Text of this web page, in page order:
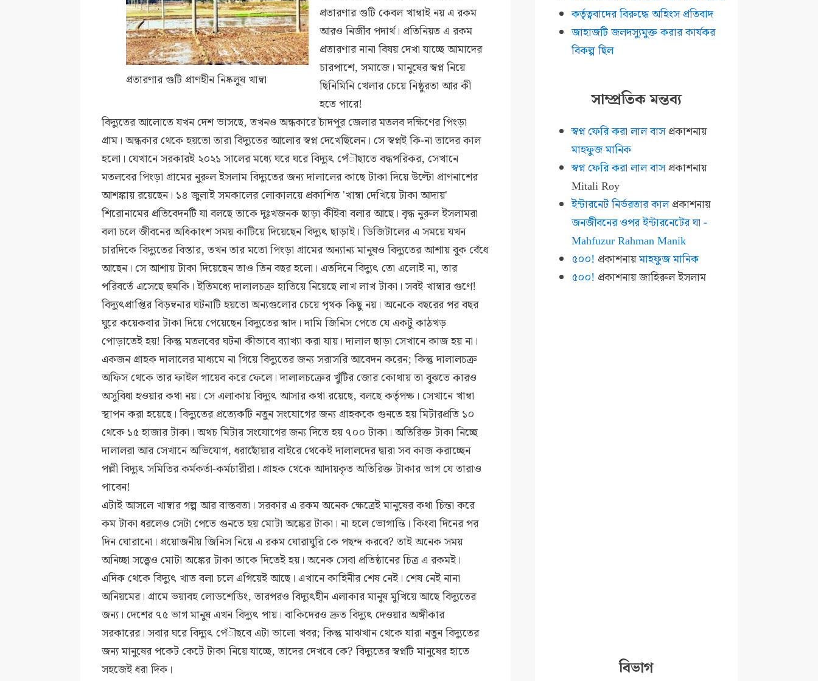
প্রতারণার গুটি প্রাণহীন নিষ্কলুষ খাম্বা
প্রতারণার গুটি কেবল খাম্বাই নয় এ রকম
আরও নির্জীব পদার্থ। প্রতিনিয়ত এ রকম
প্রতারণার নানা বিষয় দেখা যাচ্ছে আমাদের
চারপাশে, সমাজে। মানুষের স্বপ্ন নিয়ে
ছিনিমিনি খেলার চেয়ে নিষ্ঠুরতা আর কী
হতে পারে!
বিদ্যুতের আলোতে যখন দেশ ভাসছে, তখনও অন্ধকারে চাঁদপুর জেলার মতলব দক্ষিণের পিংড়া
গ্রাম। অন্ধকার থেকে হয়তো তারা বিদ্যুতের আলোর স্বপ্ন দেখেছিলেন। সে স্বপ্নই কি-না তাদের কাল
হলো। যেখানে সরকারই ২০২১ সালের মধ্যে ঘরে ঘরে বিদ্যুৎ পেঁৗছাতে বদ্ধপরিকর, সেখানে
মতলবের পিংড়া গ্রামের নুরুল ইসলাম বিদ্যুতের জন্য দালালের কাছে টাকা দিয়ে উল্টো প্রাণনাশের
আশঙ্কায় রয়েছেন। ১৪ জুলাই সমকালের লোকালয়ে প্রকাশিত 'খাম্বা দেখিয়ে টাকা আদায়'
শিরোনামের প্রতিবেদনটি যা বলছে তাকে দুঃখজনক ছাড়া কীইবা বলার আছে। বৃদ্ধ নুরুল ইসলামরা
বলা চলে জীবনের অধিকাংশ সময় কাটিয়ে দিয়েছেন বিদ্যুৎ ছাড়াই। ডিজিটালের এ সময়ে যখন
চারদিকে বিদ্যুতের বিস্তার, তখন তার মতো পিংড়া গ্রামের অন্যান্য মানুষও বিদ্যুতের আশায় বুক বেঁধে
আছেন। সে আশায় টাকা দিয়েছেন তাও তিন বছর হলো। এতদিনে বিদ্যুৎ তো এলোই না, তার
পরিবর্তে এসেছে হুমকি। ইতিমধ্যে দালালচক্র হাতিয়ে নিয়েছে লাখ লাখ টাকা। সবই খাম্বার গুণে!
বিদ্যুৎপ্রাপ্তির বিড়ম্বনার ঘটনাটি হয়তো অন্যগুলোর চেয়ে পৃথক কিছু নয়। অনেকে বছরের পর বছর
ঘুরে কয়েকবার টাকা দিয়ে পেয়েছেন বিদ্যুতের স্বাদ। দামি জিনিস পেতে যে একটু কাঠখড়
পোড়াতেই হয়! কিন্তু মতলবের ঘটনা কীভাবে ব্যাখ্যা করা যায়।দালাল ছাড়া সেখানে কাজ হয় না।
একজন গ্রাহক দালালের মাধ্যমে না গিয়ে বিদ্যুতের জন্য সরাসরি আবেদন করেন; কিন্তু দালালচক্র
অফিস থেকে তার ফাইল গায়েব করে ফেলে। দালালচক্রের খুঁটির জোর কোথায় তা বুঝতে কারও
অসুবিধা হওয়ার কথা নয়। সে এলাকায় বিদ্যুৎ আসার কথা রয়েছে, বলছে কর্তৃপক্ষ। সেখানে খাম্বা
স্থাপন করা হয়েছে। বিদ্যুতের প্রত্যেকটি নতুন সংযোগের জন্য গ্রাহককে গুনতে হয় মিটারপ্রতি ১০
থেকে ১৫ হাজার টাকা। অথচ মিটার সংযোগের জন্য দিতে হয় ৭০০ টাকা। অতিরিক্ত টাকা নিচ্ছে
দালালরা আর সেখানে অভিযোগ, ধরাছোঁয়ার বাইরে থেকেই দালালদের দ্বারা সব কাজ করাচ্ছেন
পল্লী বিদ্যুৎ সমিতির কর্মকর্তা-কর্মচারীরা। গ্রাহক থেকে আদায়কৃত অতিরিক্ত টাকার ভাগ যে তারাও
পাবেন!
এটাই আসলে খাম্বার গল্প আর বাস্তবতা। সরকার এ রকম অনেক ক্ষেত্রেই মানুষের কথা চিন্তা করে
কম টাকা ধরলেও সেটা পেতে গুনতে হয় মোটা অঙ্কের টাকা। না হলে ভোগান্তি। কিংবা দিনের পর
দিন ঘোরানো। প্রয়োজনীয় জিনিস নিয়ে এ রকম ঘোরাঘুরি কে পছন্দ করবে? তাই অনেক সময়
অনিচ্ছা সত্ত্বেও মোটা অঙ্কের টাকা তাকে দিতেই হয়। অনেক সেবা প্রতিষ্ঠানের চিত্র এ রকমই।
এদিক থেকে বিদ্যুৎ খাত বলা চলে এগিয়েই আছে। এখানে কাহিনীর শেষ নেই। শেষ নেই নানা
অনিয়মের। গ্রামে ভয়াবহ লোডশেডিং, তারপরও বিদ্যুৎহীন এলাকার মানুষ মুখিয়ে আছে বিদ্যুতের
জন্য। দেশের ৭৫ ভাগ মানুষ এখন বিদ্যুৎ পায়। বাকিদেরও দ্রুত বিদ্যুৎ দেওয়ার অঙ্গীকার
সরকারের। সবার ঘরে বিদ্যুৎ পেঁৗছবে এটা ভালো খবর; কিন্তু মাঝখান থেকে যারা নতুন বিদ্যুতের
জন্য মানুষের পকেট কেটে টাকা নিয়ে যাচ্ছে, তাদের দেখবে কে? বিদ্যুতের স্বপ্নটি মানুষের হাতে
সহজেই ধরা দিক।
কর্তৃত্ববাদের বিরুদ্ধে অহিংস প্রতিবাদ
জাহাজটি জলদস্যুমুক্ত করার কার্যকর
বিকল্প ছিল
সাম্প্রতিক মন্তব্য
স্বপ্ন ফেরি করা লাল বাসপ্রকাশনায়
মাহফুজ মানিক
স্বপ্ন ফেরি করা লাল বাসপ্রকাশনায়
Mitali Roy
ইন্টারনেট নির্ভরতার কালপ্রকাশনায়
জনজীবনের ওপর ইন্টারনেটের ঘা -
Mahfuzur Rahman Manik
৫০০! প্রকাশনায়মাহফুজ মানিক
৫০০! প্রকাশনায়জাহিরুল ইসলাম
বিভাগ